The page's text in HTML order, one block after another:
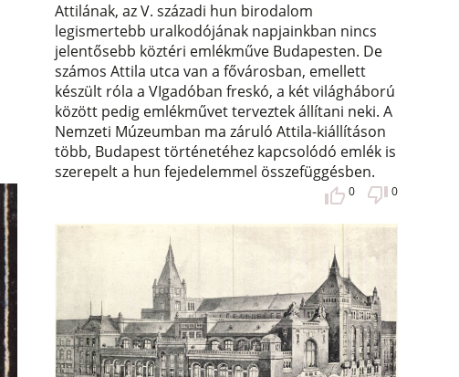
Attilának, az V. századi hun birodalom
legismertebb uralkodójának napjainkban nincs
jelentősebb köztéri emlékműve Budapesten. De
számos Attila utca van a fővárosban, emellett
készült róla a VIgadóban freskó, a két világháború
között pedig emlékművet terveztek állítani neki. A
Nemzeti Múzeumban ma záruló Attila-kiállításon
több, Budapest történetéhez kapcsolódó emlék is
szerepelt a hun fejedelemmel összefüggésben.
0 0